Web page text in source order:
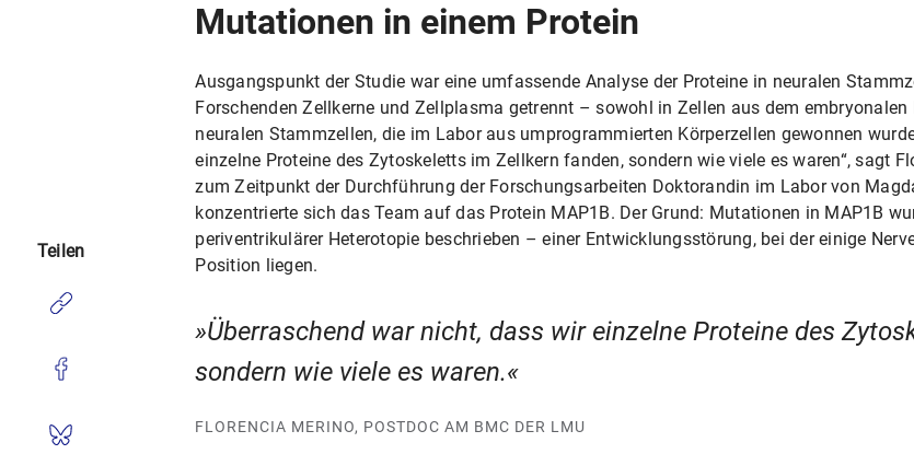
Mutationen in einem Protein
Ausgangspunkt der Studie war eine umfassende Analyse der Proteine in neuralen
Forschenden Zellkerne und Zellplasma getrennt – sowohl in Zellen aus dem
neuralen Stammzellen, die im Labor aus umprogrammierten Körperzellen gewonnen
einzelne Proteine des Zytoskeletts im Zellkern fanden, sondern wie viele es waren“, sagt
zum Zeitpunkt der Durchführung der Forschungsarbeiten Doktorandin im Labor von
konzentrierte sich das Team auf das Protein MAP1B. Der Grund: Mutationen in MAP1B
periventrikulärer Heterotopie beschrieben – einer Entwicklungsstörung, bei der einige
Position liegen.
Überraschend war nicht, dass wir einzelne Proteine des
sondern wie viele es waren.
FLORENCIA MERINO, POSTDOC AM BMC DER LMU
Teilen